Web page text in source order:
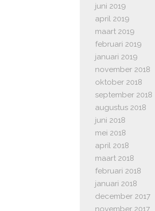
juni 2019
april 2019
maart 2019
februari 2019
januari 2019
november 2018
oktober 2018
september 2018
augustus 2018
juni 2018
mei 2018
april 2018
maart 2018
februari 2018
januari 2018
december 2017
november 2017